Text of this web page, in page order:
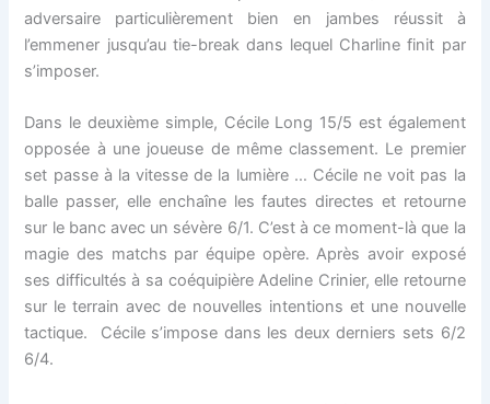
adversaire particulièrement bien en jambes réussit à
l’emmener jusqu’au tie-break dans lequel Charline finit par
s’imposer.
Dans le deuxième simple, Cécile Long 15/5 est également
opposée à une joueuse de même classement. Le premier
set passe à la vitesse de la lumière … Cécile ne voit pas la
balle passer, elle enchaîne les fautes directes et retourne
sur le banc avec un sévère 6/1. C’est à ce moment-là que la
magie des matchs par équipe opère. Après avoir exposé
ses difficultés à sa coéquipière Adeline Crinier, elle retourne
sur le terrain avec de nouvelles intentions et une nouvelle
tactique. Cécile s’impose dans les deux derniers sets 6/2
6/4.